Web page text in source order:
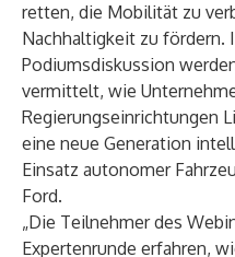
retten, die Mobilität zu
Nachhaltigkeit zu fördern.
Podiumsdiskussion
vermittelt, wie
Regierungseinrichtungen
eine neue Generation
Einsatz autonomer
Ford.
„Die Teilnehmer des
Expertenrunde erfahren,